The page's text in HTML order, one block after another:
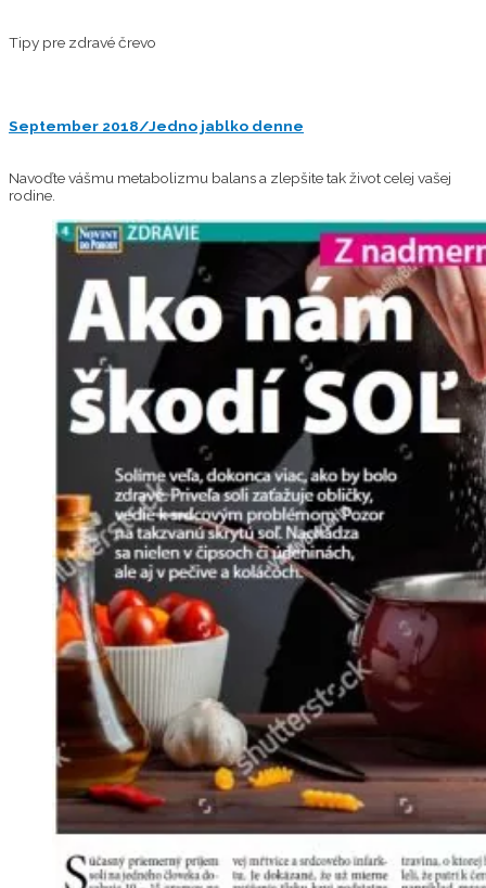
Tipy pre zdravé črevo
September 2018/Jedno jablko denne
Navoďte vášmu metabolizmu balans a zlepšite tak život celej vašej
rodine.